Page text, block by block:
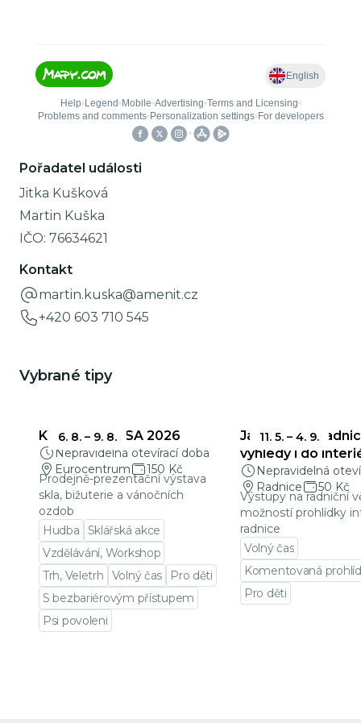
Pořadatel události
Jitka Kušková
Martin Kuška
IČO: 76634621
Kontakt
martin.kuska@amenit.cz
+420 603 710 545
Vybrané tipy
6. 8. – 9. 8.
KŘEHKÁ KRÁSA 2026
Nepravidelná otevírací doba
Eurocentrum
150 Kč
Prodejně-prezentační výstava
skla, bižuterie a vánočních
ozdob
Hudba
Sklářská akce
Vzdělávání, Workshop
Trh, Veletrh
Volný čas
Pro děti
S bezbariérovým přístupem
Psi povoleni
11. 5. – 4. 9.
Jablonecká
výhledy i do
Nepravidelná
Radnice
50 Kč
Výstupy na radniční
možností prohlídky
radnice
Volný čas
Komentovaná
Pro děti